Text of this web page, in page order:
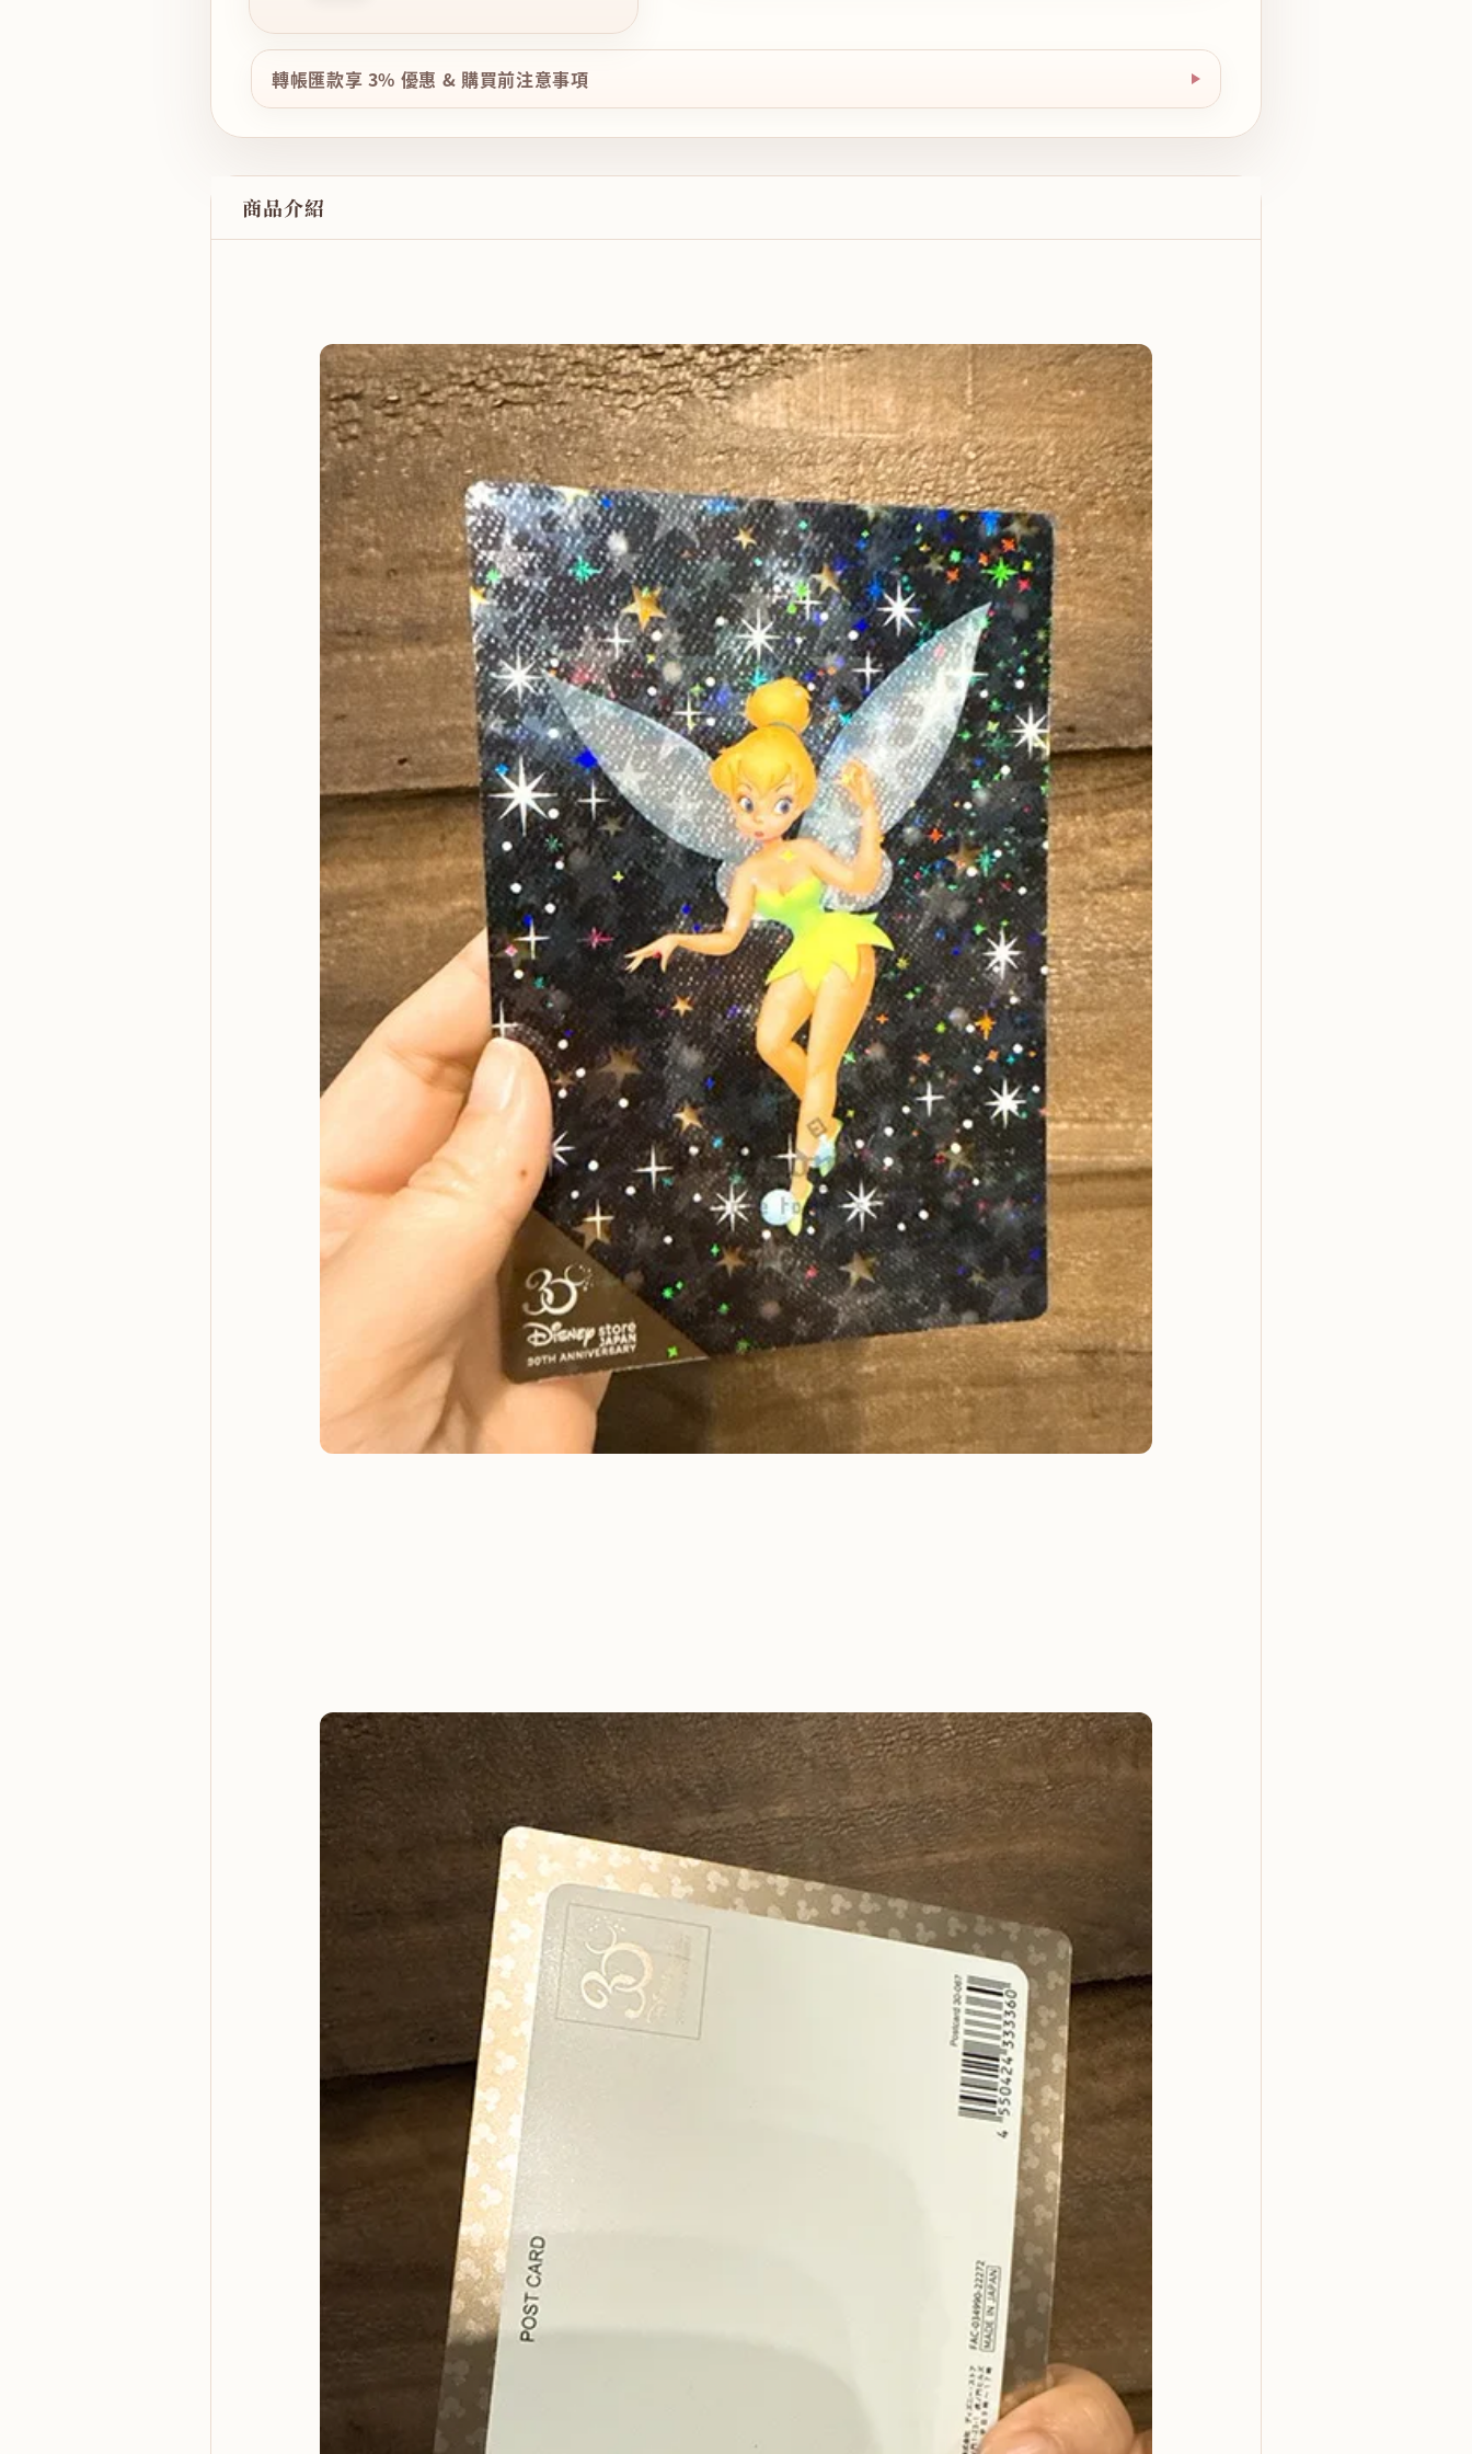
轉帳匯款享 3% 優惠 & 購買前注意事項
商品介紹